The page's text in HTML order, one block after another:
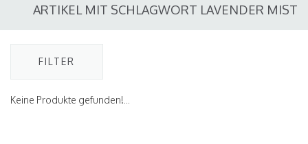
ARTIKEL MIT SCHLAGWORT LAVENDER MIST
FILTER
Keine Produkte gefunden!...